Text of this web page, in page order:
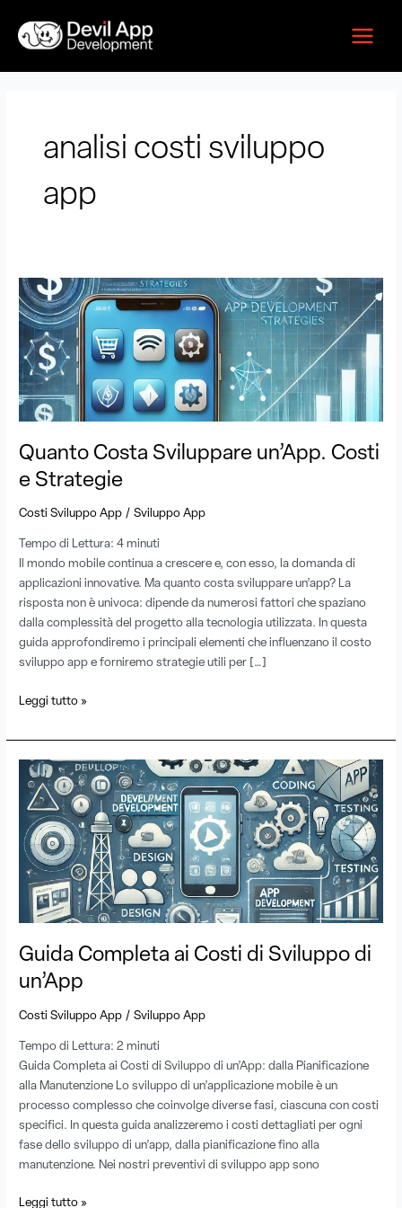
contenuto
analisi costi sviluppo
app
Quanto Costa Sviluppare un’App. Costi
e Strategie
Costi Sviluppo App /Sviluppo App
Tempo di Lettura:4 minuti
Il mondo mobile continua a crescere e, con esso, la domanda di
applicazioni innovative. Ma quanto costa sviluppare un’app? La
risposta non è univoca: dipende da numerosi fattori che spaziano
dalla complessità del progetto alla tecnologia utilizzata. In questa
guida approfondiremo i principali elementi che influenzano il costo
sviluppo app e forniremo strategie utili per […]
Quanto
Costa
Sviluppare
un’App.
Costi
e
Strategie
Leggi tutto »
Guida Completa ai Costi di Sviluppo di
un’App
Costi Sviluppo App /Sviluppo App
Tempo di Lettura:2 minuti
Guida Completa ai Costi di Sviluppo di un’App: dalla Pianificazione
alla Manutenzione Lo sviluppo di un’applicazione mobile è un
processo complesso che coinvolge diverse fasi, ciascuna con costi
specifici. In questa guida analizzeremo i costi dettagliati per ogni
fase dello sviluppo di un’app, dalla pianificazione fino alla
manutenzione. Nei nostri preventivi di sviluppo app sono
Guida
Completa
ai
Costi
di
Sviluppo
di
un’App
Leggi tutto »